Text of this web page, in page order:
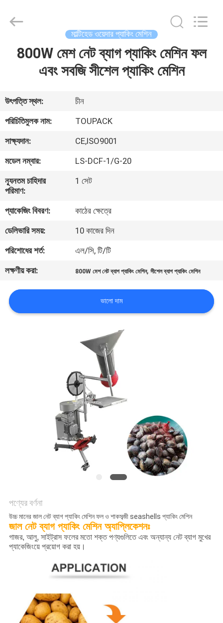
বাড়ি
আমাদের
সম্পর্কে
ফ্যাক্টরি
ট্যুর
মান
নিয়ন্ত্রণ
আমাদের
যোগাযোগ
করুন
SITEMAP
গোপনীয়তা
নীতি
Reserved.
মাল্টিহেড ওয়েদার প্যাকিং মেশিন
800W মেশ নেট ব্যাগ প্যাকিং মেশিন ফল
এবং সবজি সীশেল প্যাকিং মেশিন
উৎপত্তি স্থল:
চীন
পরিচিতিমুলক নাম:
TOUPACK
সাক্ষ্যদান:
CE,ISO9001
মডেল নম্বার:
LS-DCF-1/G-20
ন্যূনতম চাহিদার
পরিমাণ:
1 সেট
প্যাকেজিং বিবরণ:
কাঠের ক্ষেত্রে
ডেলিভারি সময়:
10 কাজের দিন
পরিশোধের শর্ত:
এল/সি, টি/টি
লক্ষণীয় করা:
800W মেশ নেট ব্যাগ প্যাকিং মেশিন,সীশেল ব্যাগ প্যাকিং মেশিন
ভালো দাম
পণ্যের বর্ণনা
উচ্চ মানের জাল নেট ব্যাগ প্যাকিং মেশিন ফল ও শাকসব্জী seashells প্যাকিং মেশিন
জাল নেট ব্যাগ প্যাকিং মেশিন অ্যাপ্লিকেশনঃ
গাজর, আলু, সাইট্রাস ফলের মতো শক্ত পণ্যগুলিতে এবং অন্যান্য নেট ব্যাগ মুখের
প্যাকেজিংয়ে প্রয়োগ করা হয়।